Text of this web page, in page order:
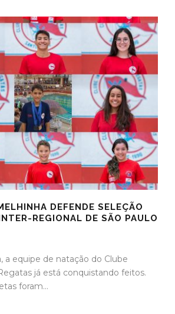
DEFENDE SELEÇÃO
REGIONAL DE SÃO PAULO
a equipe de natação do Clube
já está conquistando feitos.
foram...